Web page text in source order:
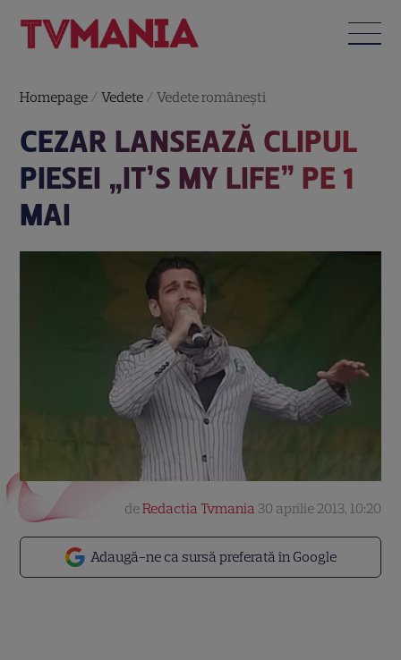
Homepage /Vedete /Vedete româneşti
CEZAR LANSEAZĂ CLIPUL
PIESEI „IT’S MY LIFE” PE 1
MAI
Adaugă-ne ca sursă preferată în Google
deRedactia Tvmania 30 aprilie 2013, 10:20